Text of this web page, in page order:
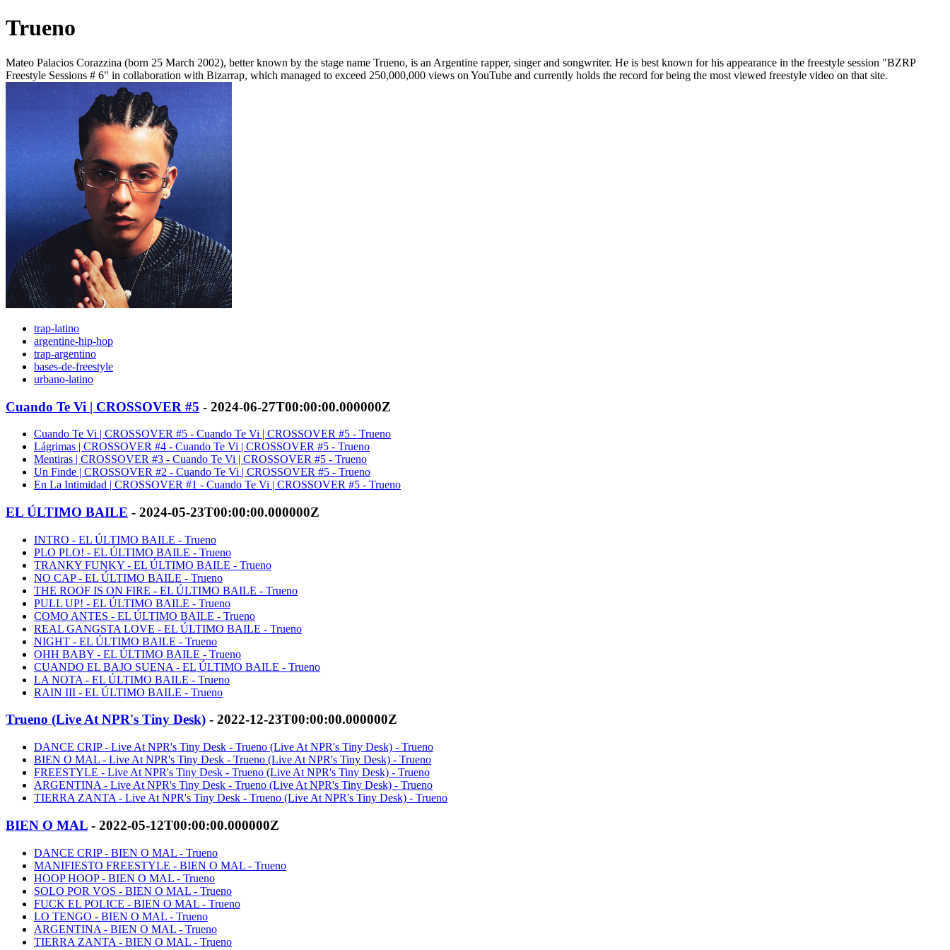
Trueno
Mateo Palacios Corazzina (born 25 March 2002), better known by the stage name Trueno, is an Argentine rapper, singer and songwriter. He is best known for his appearance in the freestyle session "BZRP
Freestyle Sessions # 6" in collaboration with Bizarrap, which managed to exceed 250,000,000 views on YouTube and currently holds the record for being the most viewed freestyle video on that site.
trap-latino
argentine-hip-hop
trap-argentino
bases-de-freestyle
urbano-latino
Cuando Te Vi | CROSSOVER #5 - 2024-06-27T00:00:00.000000Z
Cuando Te Vi | CROSSOVER #5 - Cuando Te Vi | CROSSOVER #5 - Trueno
Lágrimas | CROSSOVER #4 - Cuando Te Vi | CROSSOVER #5 - Trueno
Mentiras | CROSSOVER #3 - Cuando Te Vi | CROSSOVER #5 - Trueno
Un Finde | CROSSOVER #2 - Cuando Te Vi | CROSSOVER #5 - Trueno
En La Intimidad | CROSSOVER #1 - Cuando Te Vi | CROSSOVER #5 - Trueno
EL ÚLTIMO BAILE - 2024-05-23T00:00:00.000000Z
INTRO - EL ÚLTIMO BAILE - Trueno
PLO PLO! - EL ÚLTIMO BAILE - Trueno
TRANKY FUNKY - EL ÚLTIMO BAILE - Trueno
NO CAP - EL ÚLTIMO BAILE - Trueno
THE ROOF IS ON FIRE - EL ÚLTIMO BAILE - Trueno
PULL UP! - EL ÚLTIMO BAILE - Trueno
COMO ANTES - EL ÚLTIMO BAILE - Trueno
REAL GANGSTA LOVE - EL ÚLTIMO BAILE - Trueno
NIGHT - EL ÚLTIMO BAILE - Trueno
OHH BABY - EL ÚLTIMO BAILE - Trueno
CUANDO EL BAJO SUENA - EL ÚLTIMO BAILE - Trueno
LA NOTA - EL ÚLTIMO BAILE - Trueno
RAIN III - EL ÚLTIMO BAILE - Trueno
Trueno (Live At NPR's Tiny Desk) - 2022-12-23T00:00:00.000000Z
DANCE CRIP - Live At NPR's Tiny Desk - Trueno (Live At NPR's Tiny Desk) - Trueno
BIEN O MAL - Live At NPR's Tiny Desk - Trueno (Live At NPR's Tiny Desk) - Trueno
FREESTYLE - Live At NPR's Tiny Desk - Trueno (Live At NPR's Tiny Desk) - Trueno
ARGENTINA - Live At NPR's Tiny Desk - Trueno (Live At NPR's Tiny Desk) - Trueno
TIERRA ZANTA - Live At NPR's Tiny Desk - Trueno (Live At NPR's Tiny Desk) - Trueno
BIEN O MAL - 2022-05-12T00:00:00.000000Z
DANCE CRIP - BIEN O MAL - Trueno
MANIFIESTO FREESTYLE - BIEN O MAL - Trueno
HOOP HOOP - BIEN O MAL - Trueno
SOLO POR VOS - BIEN O MAL - Trueno
FUCK EL POLICE - BIEN O MAL - Trueno
LO TENGO - BIEN O MAL - Trueno
ARGENTINA - BIEN O MAL - Trueno
TIERRA ZANTA - BIEN O MAL - Trueno